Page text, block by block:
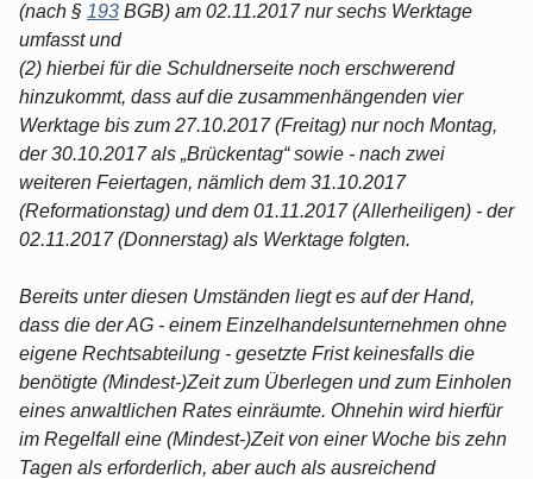
(nach § 193 BGB) am 02.11.2017 nur sechs Werktage
umfasst und
(2) hierbei für die Schuldnerseite noch erschwerend
hinzukommt, dass auf die zusammenhängenden vier
Werktage bis zum 27.10.2017 (Freitag) nur noch Montag,
der 30.10.2017 als „Brückentag“ sowie - nach zwei
weiteren Feiertagen, nämlich dem 31.10.2017
(Reformationstag) und dem 01.11.2017 (Allerheiligen) - der
02.11.2017 (Donnerstag) als Werktage folgten.
Bereits unter diesen Umständen liegt es auf der Hand,
dass die der AG - einem Einzelhandelsunternehmen ohne
eigene Rechtsabteilung - gesetzte Frist keinesfalls die
benötigte (Mindest-)Zeit zum Überlegen und zum Einholen
eines anwaltlichen Rates einräumte. Ohnehin wird hierfür
im Regelfall eine (Mindest-)Zeit von einer Woche bis zehn
Tagen als erforderlich, aber auch als ausreichend